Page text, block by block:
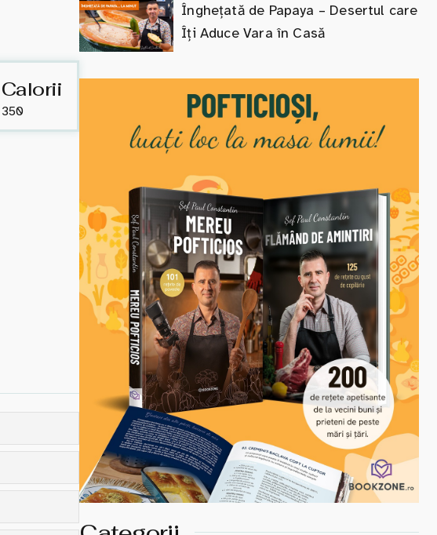
Calorii
350
Înghețată de Papaya – Desertul care
Îți Aduce Vara în Casă